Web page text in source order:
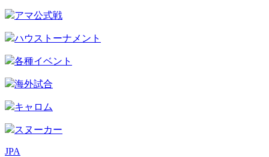
アマ公式戦
ハウストーナメント
各種イベント
海外試合
キャロム
スヌーカー
JPA